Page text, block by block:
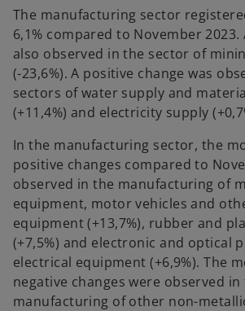
The manufacturing sector
6,1% compared to November 2023.
also observed in the sector of
(-23,6%). A positive change was
sectors of water supply and
(+11,4%) and electricity supply
In the manufacturing sector, the
positive changes compared to
observed in the manufacturing of
equipment, motor vehicles and
equipment (+13,7%), rubber and
(+7,5%) and electronic and optical
electrical equipment (+6,9%). The
negative changes were observed in
manufacturing of other non-